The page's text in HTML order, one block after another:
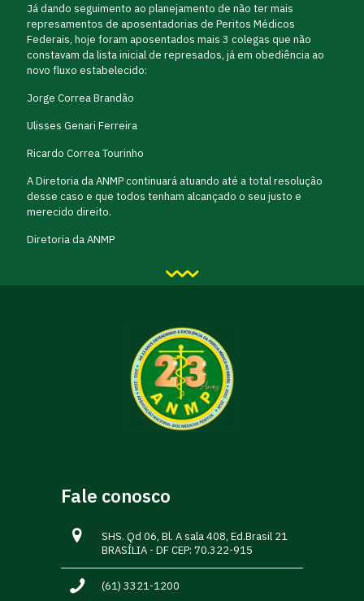
Já dando seguimento ao planejamento de não ter mais
represamentos de aposentadorias de Peritos Médicos
Federais, hoje foram aposentados mais 3 colegas que não
constavam da lista inicial de represados, já em obediência ao
novo fluxo estabelecido:
Jorge Correa Brandão
Ulisses Genari Ferreira
Ricardo Correa Tourinho
A Diretoria da ANMP continuará atuando até a total resolução
desse caso e que todos tenham alcançado o seu justo e
merecido direito.
Diretoria da ANMP
Fale conosco
SHS. Qd 06, Bl. A sala 408, Ed.Brasil 21
BRASÍLIA - DF CEP: 70.322-915
(61) 3321-1200